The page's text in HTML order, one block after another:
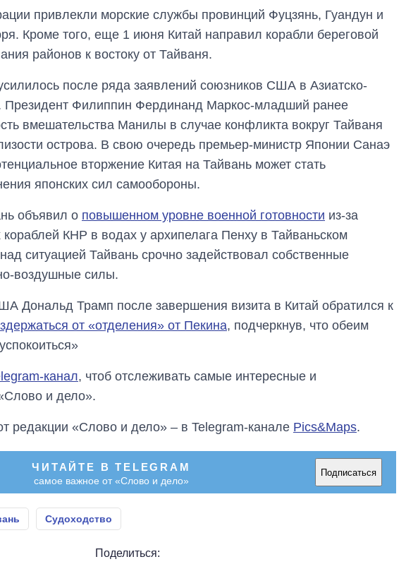
привлекли морские службы провинций Фуцзянь, Гуандун и
Кроме того, еще 1 июня Китай направил корабли береговой
районов к востоку от Тайваня.
после ряда заявлений союзников США в Азиатско-
Президент Филиппин Фердинанд Маркос-младший ранее
вмешательства Манилы в случае конфликта вокруг Тайваня
острова. В свою очередь премьер-министр Японии Санаэ
вторжение Китая на Тайвань может стать
японских сил самообороны.
объявил о повышенном уровне военной готовности из-за
КНР в водах у архипелага Пенху в Тайваньском
ситуацией Тайвань срочно задействовал собственные
воздушные силы.
Дональд Трамп после завершения визита в Китай обратился к
от «отделения» от Пекина, подчеркнув, что обеим
канал, чтоб отслеживать самые интересные и
и дело».
редакции «Слово и дело» – в Telegram-канале Pics&Maps.
ЧИТАЙТЕ В TELEGRAM
самое важное от «Слово и дело»
Подписаться
Судоходство
Поделиться: